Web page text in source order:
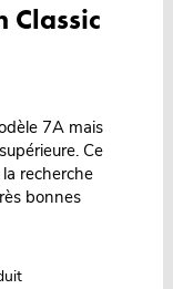
Classic
7A mais
Ce
recherche
bonnes